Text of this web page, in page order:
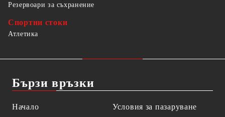
Резервоари за съхранение
Спортни стоки
Атлетика
Бързи връзки
Начало
Условия за пазаруване